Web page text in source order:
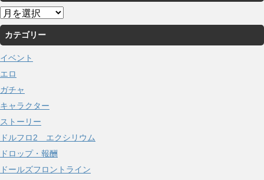
ア
ー
カ
イ
ブ
カテゴリー
イベント
エロ
ガチャ
キャラクター
ストーリー
ドルフロ2 エクシリウム
ドロップ・報酬
ドールズフロントライン